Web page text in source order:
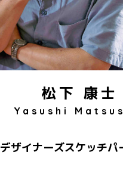
松下 康士
Yasushi
デザイナーズスケッチパ